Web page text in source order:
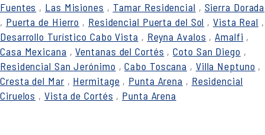
Fuentes , Las Misiones , Tamar Residencial , Sierra Dorada
, Puerta de Hierro , Residencial Puerta del Sol ,Vista Real ,
Desarrollo Turístico Cabo Vista , Reyna Avalos ,Amalfi ,
Casa Mexicana ,Ventanas del Cortés ,Coto San Diego ,
Residencial San Jerónimo ,Cabo Toscana , Villa Neptuno ,
Cresta del Mar , Hermitage , Punta Arena , Residencial
Ciruelos , Vista de Cortés , Punta Arena